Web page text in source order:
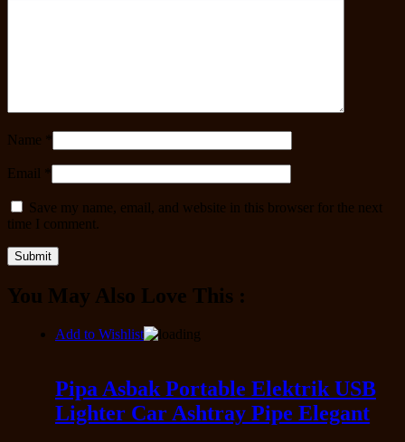
Name
Email
Save my name, email, and website in this browser for the next
time I comment.
You May Also Love This :
Add to Wishlist
Pipa Asbak Portable Elektrik USB
Lighter Car Ashtray Pipe Elegant